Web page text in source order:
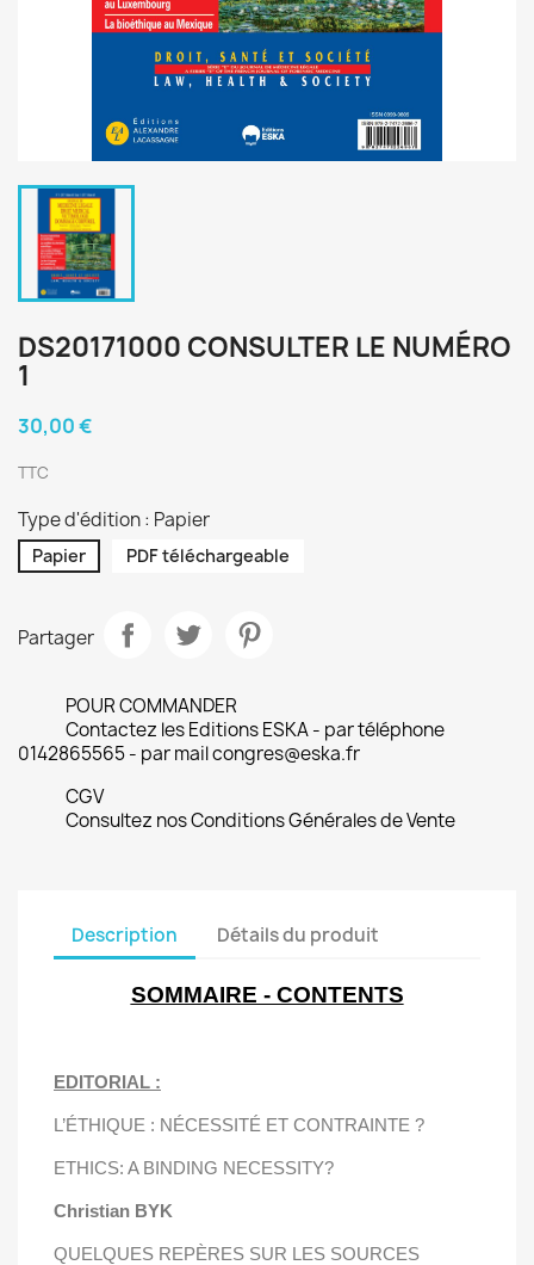
DS20171000 CONSULTER LE NUMÉRO
1
30,00 €
TTC
Type d'édition : Papier
Papier PDF téléchargeable
Partager
POUR COMMANDER
Contactez les Editions ESKA - par téléphone
0142865565 - par mail congres@eska.fr
CGV
Consultez nos Conditions Générales de Vente
Description Détails du produit
SOMMAIRE - CONTENTS
EDITORIAL :
L’ÉTHIQUE : NÉCESSITÉ ET CONTRAINTE ?
ETHICS: A BINDING NECESSITY?
Christian BYK
QUELQUES REPÈRES SUR LES SOURCES